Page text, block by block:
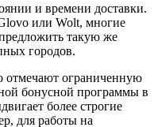
и времени доставки.
или Wolt, многие
такую же
городов.
отмечают ограниченную
бонусной программы в
более строгие
для работы на